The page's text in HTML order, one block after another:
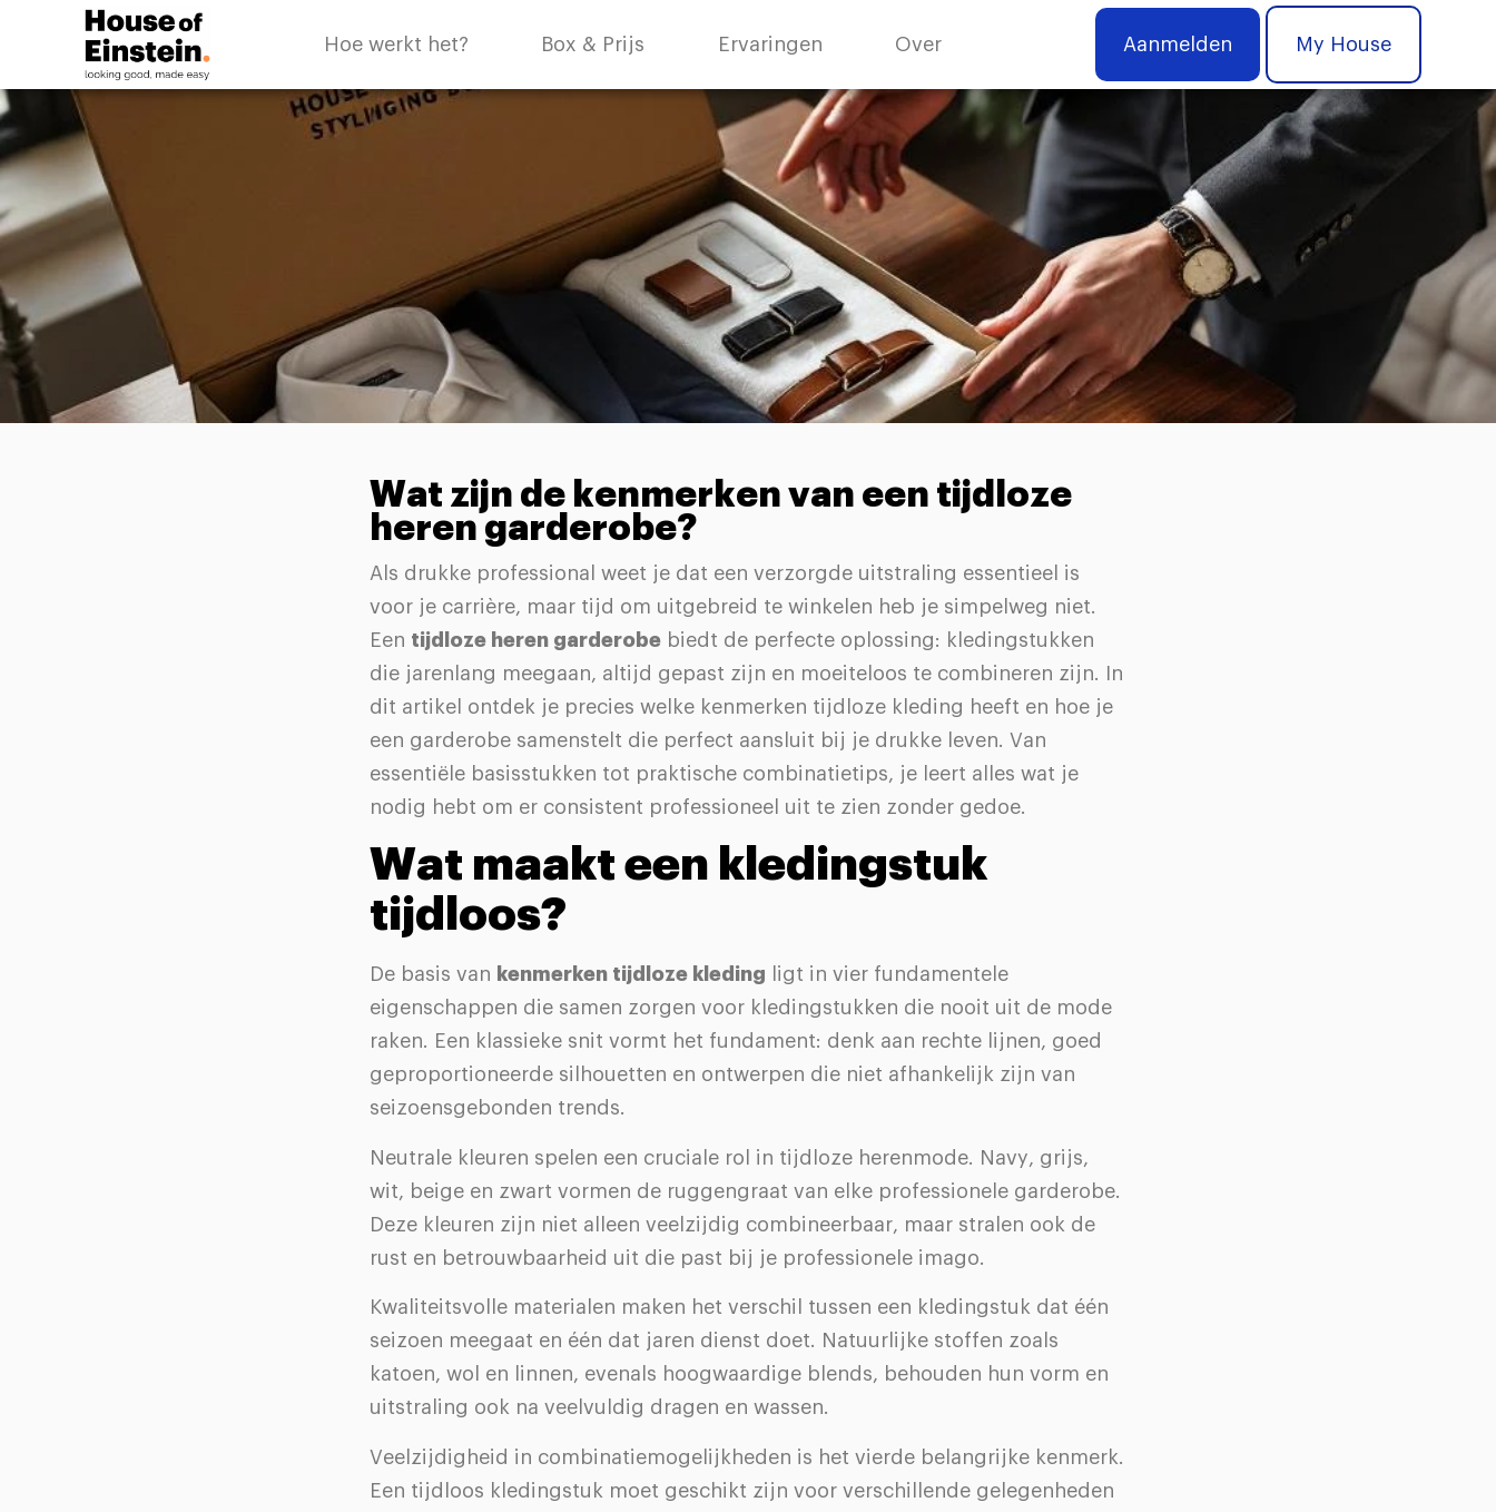
Hoe werkt het? Box & Prijs Ervaringen Over Aanmelden My House
Wat zijn de kenmerken van een tijdloze
heren garderobe?
Als drukke professional weet je dat een verzorgde uitstraling essentieel is
voor je carrière, maar tijd om uitgebreid te winkelen heb je simpelweg niet.
Een tijdloze heren garderobe biedt de perfecte oplossing: kledingstukken
die jarenlang meegaan, altijd gepast zijn en moeiteloos te combineren zijn. In
dit artikel ontdek je precies welke kenmerken tijdloze kleding heeft en hoe je
een garderobe samenstelt die perfect aansluit bij je drukke leven. Van
essentiële basisstukken tot praktische combinatietips, je leert alles wat je
nodig hebt om er consistent professioneel uit te zien zonder gedoe.
Wat maakt een kledingstuk
tijdloos?
De basis van kenmerken tijdloze kleding ligt in vier fundamentele
eigenschappen die samen zorgen voor kledingstukken die nooit uit de mode
raken. Een klassieke snit vormt het fundament: denk aan rechte lijnen, goed
geproportioneerde silhouetten en ontwerpen die niet afhankelijk zijn van
seizoensgebonden trends.
Neutrale kleuren spelen een cruciale rol in tijdloze herenmode. Navy, grijs,
wit, beige en zwart vormen de ruggengraat van elke professionele garderobe.
Deze kleuren zijn niet alleen veelzijdig combineerbaar, maar stralen ook de
rust en betrouwbaarheid uit die past bij je professionele imago.
Kwaliteitsvolle materialen maken het verschil tussen een kledingstuk dat één
seizoen meegaat en één dat jaren dienst doet. Natuurlijke stoffen zoals
katoen, wol en linnen, evenals hoogwaardige blends, behouden hun vorm en
uitstraling ook na veelvuldig dragen en wassen.
Veelzijdigheid in combinatiemogelijkheden is het vierde belangrijke kenmerk.
Een tijdloos kledingstuk moet geschikt zijn voor verschillende gelegenheden